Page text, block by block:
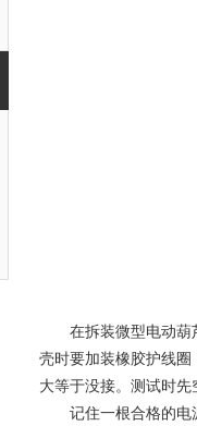
在拆装微型电动葫
壳时要加装橡胶护线
大等于没接。测试时先
记住一根合格的电源